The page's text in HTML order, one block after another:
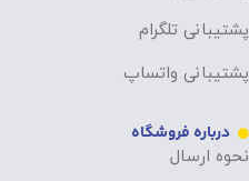
پشتیبانی تلگرام
پشتیبانی واتساپ
درباره فروشگاه
نحوه ارسال